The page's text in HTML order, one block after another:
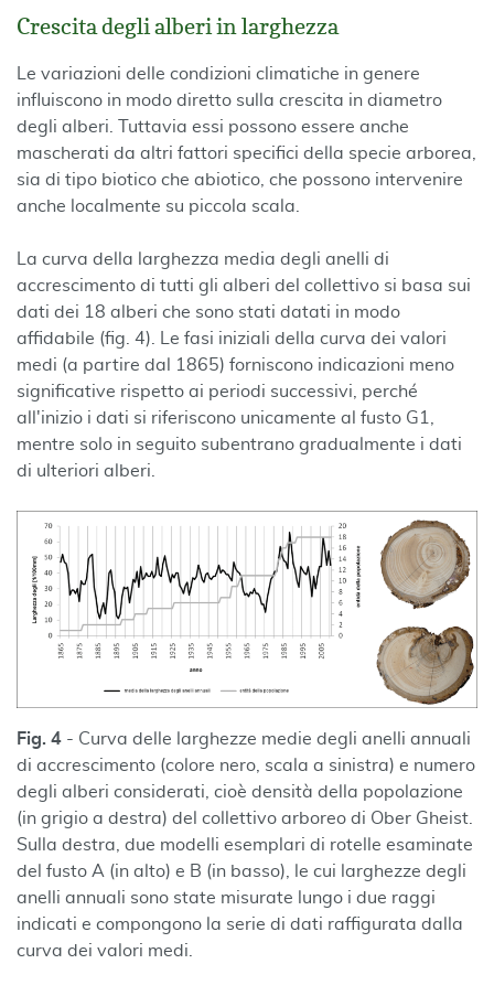
Crescita degli alberi in larghezza
Le variazioni delle condizioni climatiche in genere
influiscono in modo diretto sulla crescita in diametro
degli alberi. Tuttavia essi possono essere anche
mascherati da altri fattori specifici della specie arborea,
sia di tipo biotico che abiotico, che possono intervenire
anche localmente su piccola scala.
La curva della larghezza media degli anelli di
accrescimento di tutti gli alberi del collettivo si basa sui
dati dei 18 alberi che sono stati datati in modo
affidabile (fig. 4). Le fasi iniziali della curva dei valori
medi (a partire dal 1865) forniscono indicazioni meno
significative rispetto ai periodi successivi, perché
all'inizio i dati si riferiscono unicamente al fusto G1,
mentre solo in seguito subentrano gradualmente i dati
di ulteriori alberi.
Fig. 4 - Curva delle larghezze medie degli anelli annuali
di accrescimento (colore nero, scala a sinistra) e numero
degli alberi considerati, cioè densità della popolazione
(in grigio a destra) del collettivo arboreo di Ober Gheist.
Sulla destra, due modelli esemplari di rotelle esaminate
del fusto A (in alto) e B (in basso), le cui larghezze degli
anelli annuali sono state misurate lungo i due raggi
indicati e compongono la serie di dati raffigurata dalla
curva dei valori medi.